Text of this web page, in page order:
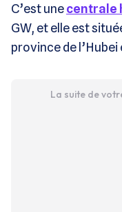
C’est unecentrale
GW, et elle est
province de l’Hubei
La suite de